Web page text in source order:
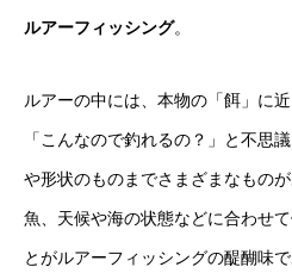
ルアーフィッシング。
ルアーの中には、本物の「餌」に
「こんなので釣れるの？」と不思
や形状のものまでさまざまなもの
魚、天候や海の状態などに合わせ
とがルアーフィッシングの醍醐味で